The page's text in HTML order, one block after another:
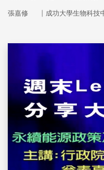
張嘉修 ｜ 成功大學生物科技